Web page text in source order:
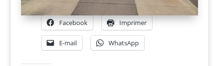
Facebook Imprimer
E-mail WhatsApp